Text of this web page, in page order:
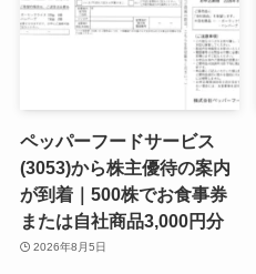
ペッパーフードサービス
(3053)から株主優待の案内
が到着｜500株でお食事券
または自社商品3,000円分
2026年8月5日